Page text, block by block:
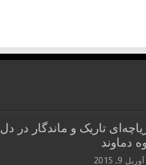
تاریک و ماندگار در دل
دماوند
آوریل 9, 2015